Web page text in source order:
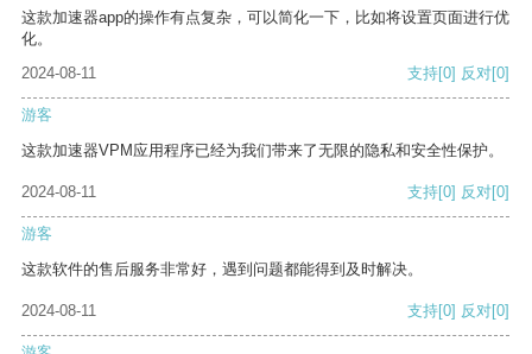
这款加速器app的操作有点复杂，可以简化一下，比如将设置页面进行优
化。
2024-08-11
支持[0] 反对[0]
游客
这款加速器VPM应用程序已经为我们带来了无限的隐私和安全性保护。
2024-08-11 支持[0] 反对[0]
游客
这款软件的售后服务非常好，遇到问题都能得到及时解决。
2024-08-11 支持[0] 反对[0]